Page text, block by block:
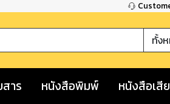
ทั้ง
าร หนังสือพิมพ์ หนังสือเสี